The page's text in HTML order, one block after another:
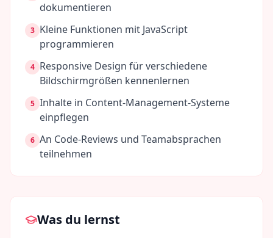
dokumentieren
3 Kleine Funktionen mit JavaScript
programmieren
4 Responsive Design für verschiedene
Bildschirmgrößen kennenlernen
5 Inhalte in Content-Management-Systeme
einpflegen
6 An Code-Reviews und Teamabsprachen
teilnehmen
Was du lernst